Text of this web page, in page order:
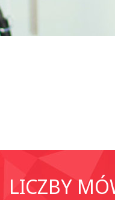
LICZBY